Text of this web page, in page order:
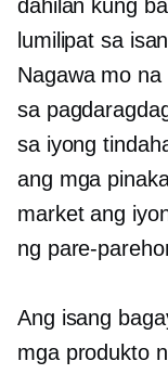
dahilan kung
lumilipat sa
Nagawa mo
sa
sa iyong
ang mga
market ang
ng pare-
Ang isang
mga produkto